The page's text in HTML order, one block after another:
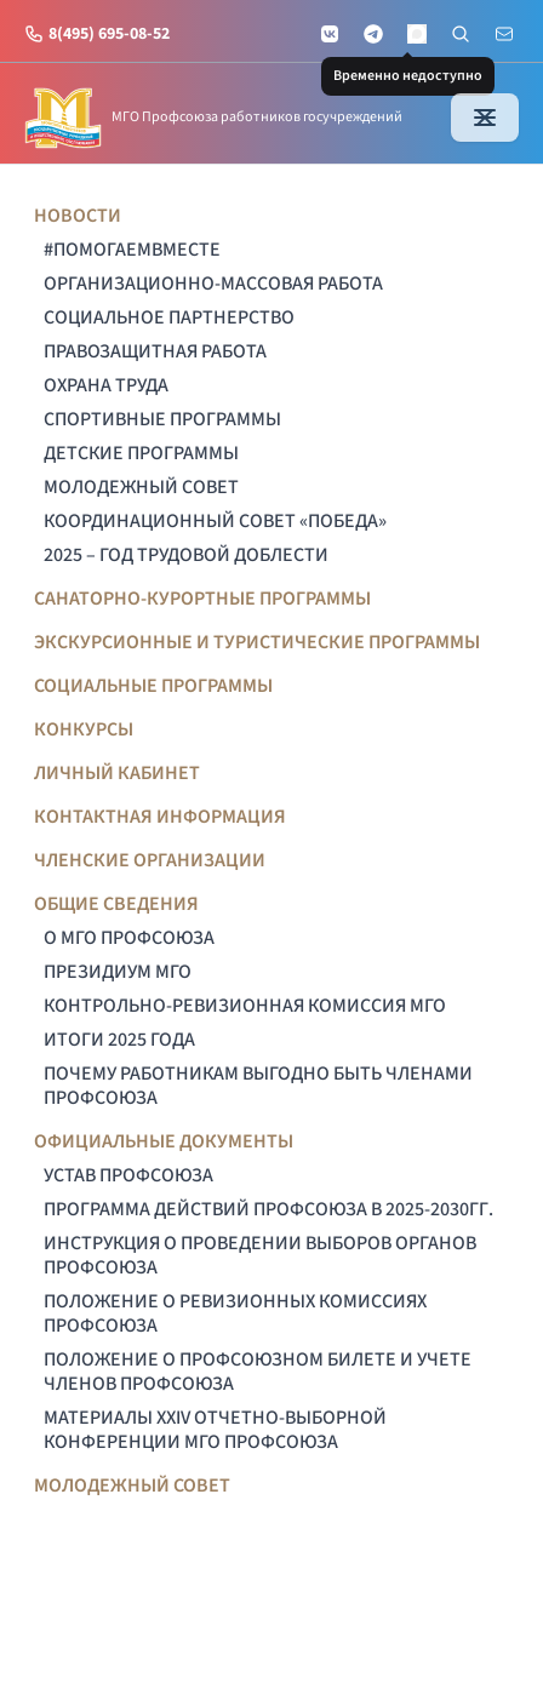
8(495) 695-08-52 VKontakteTelegramMAX
Временно недоступно
Поиск по
Почта
МГО Профсоюза работников госучреждений
НОВОСТИ
#ПОМОГАЕМВМЕСТЕ
ОРГАНИЗАЦИОННО-МАССОВАЯ РАБОТА
СОЦИАЛЬНОЕ ПАРТНЕРСТВО
ПРАВОЗАЩИТНАЯ РАБОТА
ОХРАНА ТРУДА
СПОРТИВНЫЕ ПРОГРАММЫ
ДЕТСКИЕ ПРОГРАММЫ
МОЛОДЕЖНЫЙ СОВЕТ
КООРДИНАЦИОННЫЙ СОВЕТ «ПОБЕДА»
2025 – ГОД ТРУДОВОЙ ДОБЛЕСТИ
САНАТОРНО-КУРОРТНЫЕ ПРОГРАММЫ
ЭКСКУРСИОННЫЕ И ТУРИСТИЧЕСКИЕ ПРОГРАММЫ
СОЦИАЛЬНЫЕ ПРОГРАММЫ
КОНКУРСЫ
ЛИЧНЫЙ КАБИНЕТ
КОНТАКТНАЯ ИНФОРМАЦИЯ
ЧЛЕНСКИЕ ОРГАНИЗАЦИИ
ОБЩИЕ СВЕДЕНИЯ
О МГО ПРОФСОЮЗА
ПРЕЗИДИУМ МГО
КОНТРОЛЬНО-РЕВИЗИОННАЯ КОМИССИЯ МГО
ИТОГИ 2025 ГОДА
ПОЧЕМУ РАБОТНИКАМ ВЫГОДНО БЫТЬ ЧЛЕНАМИ
ПРОФСОЮЗА
ОФИЦИАЛЬНЫЕ ДОКУМЕНТЫ
УСТАВ ПРОФСОЮЗА
ПРОГРАММА ДЕЙСТВИЙ ПРОФСОЮЗА В 2025-2030ГГ.
ИНСТРУКЦИЯ О ПРОВЕДЕНИИ ВЫБОРОВ ОРГАНОВ
ПРОФСОЮЗА
ПОЛОЖЕНИЕ О РЕВИЗИОННЫХ КОМИССИЯХ
ПРОФСОЮЗА
ПОЛОЖЕНИЕ О ПРОФСОЮЗНОМ БИЛЕТЕ И УЧЕТЕ
ЧЛЕНОВ ПРОФСОЮЗА
МАТЕРИАЛЫ XXIV ОТЧЕТНО-ВЫБОРНОЙ
КОНФЕРЕНЦИИ МГО ПРОФСОЮЗА
МОЛОДЕЖНЫЙ СОВЕТ